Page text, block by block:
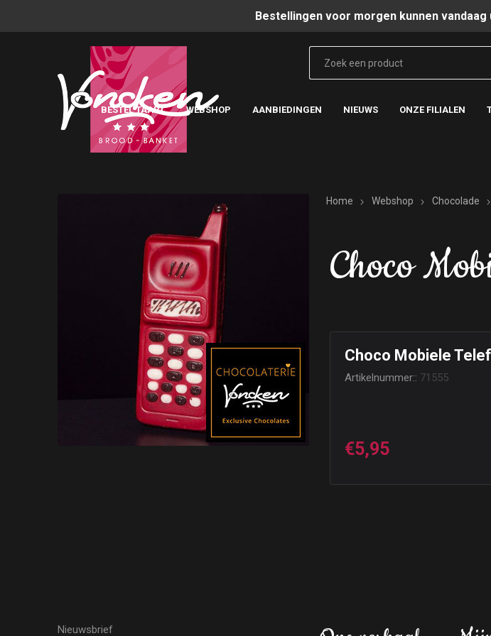
Bestellingen voor morgen kunnen
BESTEL TAART WEBSHOP AANBIEDINGEN NIEUWS ONZE FILIALEN
Home Webshop Chocolade
Choco
Choco Mobiele
Artikelnummer:: 71555
€5,95
Nieuwsbrief